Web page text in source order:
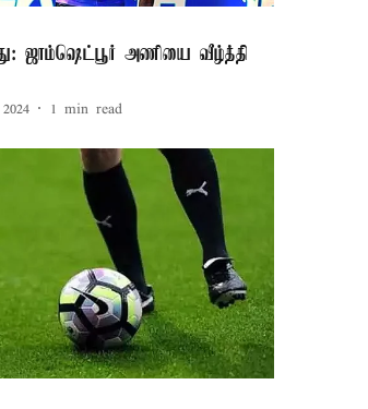
ஜாம்ஷெட்பூர் அணியை வீழ்த்தி
1 min read